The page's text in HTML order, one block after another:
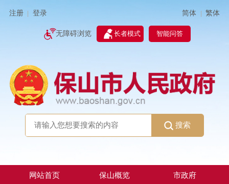
注册 登录 简体 | 繁体
无障碍浏览 长者模式 智能问答
搜索
网站首页 保山概览 市政府